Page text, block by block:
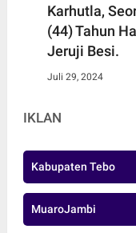
Karhutla,
(44) Tahun
Jeruji Besi.
Juli 29, 2024
IKLAN
Kabupaten Tebo
MuaroJambi